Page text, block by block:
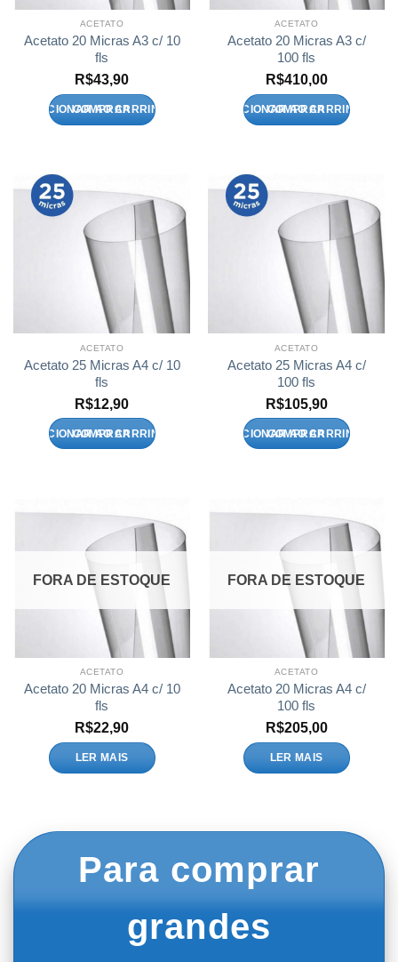
ACETATO
Acetato 20 Micras A3 c/ 10
fls
R$43,90
ADICIONAR AO CARRINHO
ACETATO
Acetato 20 Micras A3 c/
100 fls
R$410,00
ADICIONAR AO CARRINHO
ACETATO
Acetato 25 Micras A4 c/ 10
fls
R$12,90
ADICIONAR AO CARRINHO
ACETATO
Acetato 25 Micras A4 c/
100 fls
R$105,90
ADICIONAR AO CARRINHO
FORA DE ESTOQUE
ACETATO
Acetato 20 Micras A4 c/ 10
fls
R$22,90
LER MAIS
FORA DE ESTOQUE
ACETATO
Acetato 20 Micras A4 c/
100 fls
R$205,00
LER MAIS
Para comprar
grandes